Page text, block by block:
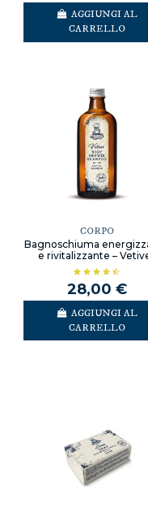
AGGIUNGI AL
CARRELLO
CORPO
Bagnoschiuma
e rivitalizzante –
28,00 €
AGGIUNGI AL
CARRELLO